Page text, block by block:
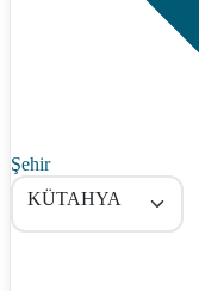
Şehir
KÜTAHYA